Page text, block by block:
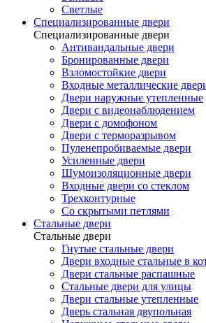
Светлые
Специализированные двери
Специализированные двери
Антивандальные двери
Бронированные двери
Взломостойкие двери
Входные металлические
Двери наружные утепленные
Двери с видеонаблюдением
Двери с домофоном
Двери с терморазрывом
Пуленепробиваемые двери
Усиленные двери
Шумоизоляционные двери
Входные двери со стеклом
Трехконтурные
Со скрытыми петлями
Стальные двери
Стальные двери
Гнутые стальные двери
Двери входные стальные в
Двери стальные распашные
Стальные двери для улицы
Двери стальные утепленные
Дверь стальная двупольная